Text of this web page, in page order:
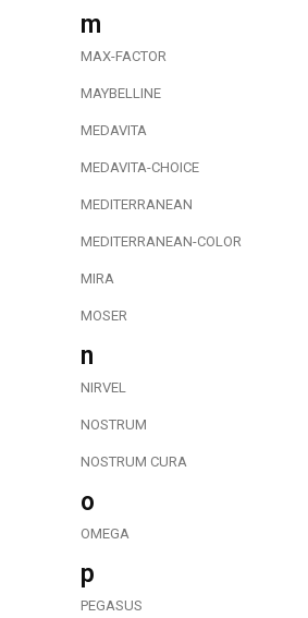
m
MAX-FACTOR
MAYBELLINE
MEDAVITA
MEDAVITA-CHOICE
MEDITERRANEAN
MEDITERRANEAN-COLOR
MIRA
MOSER
n
NIRVEL
NOSTRUM
NOSTRUM CURA
o
OMEGA
p
PEGASUS